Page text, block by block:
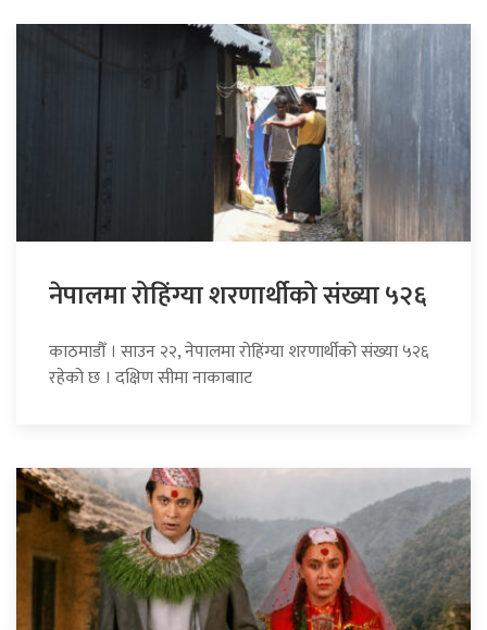
नेपालमा रोहिंग्या शरणार्थीको संख्या ५२६
काठमाडौँ । साउन २२, नेपालमा रोहिंग्या शरणार्थीको संख्या ५२६
रहेको छ । दक्षिण सीमा नाकाबााट